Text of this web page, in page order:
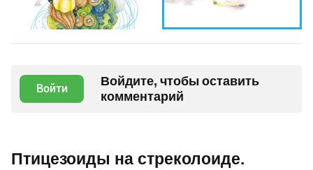
Войти
Войдите, чтобы оставить
комментарий
Птицезоиды на стреколоиде.